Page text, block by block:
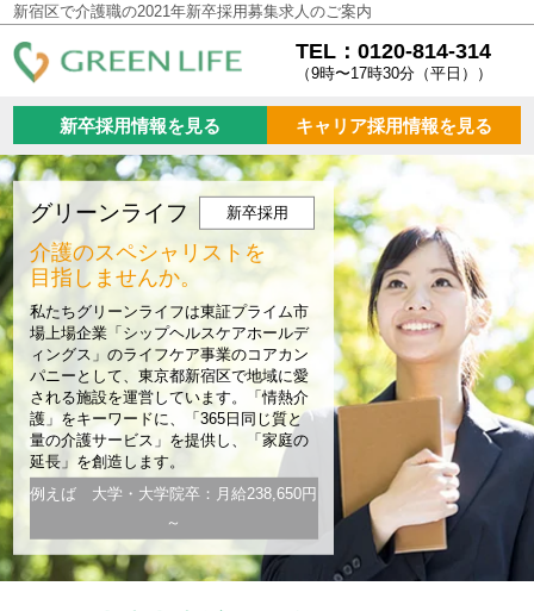
新宿区で介護職の2021年新卒採用募集求人のご案内
TEL：0120-814-314
（9時〜17時30分（平日））
新卒採用情報を見る キャリア採用情報を見る
グリーンライフ 新卒採用
介護のスペシャリストを
目指しませんか。
私たちグリーンライフは東証プライム市
場上場企業「シップヘルスケアホールデ
ィングス」のライフケア事業のコアカン
パニーとして、東京都新宿区で地域に愛
される施設を運営しています。「情熱介
護」をキーワードに、「365日同じ質と
量の介護サービス」を提供し、「家庭の
延長」を創造します。
例えば 大学・大学院卒：月給238,650円
～